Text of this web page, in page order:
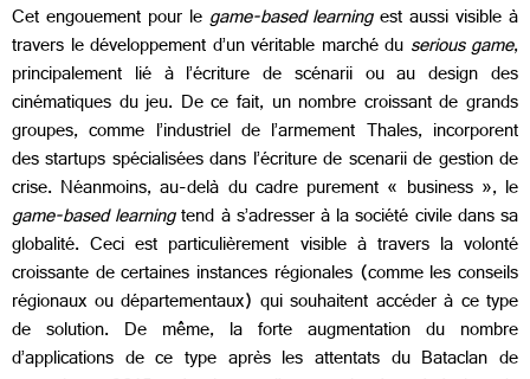
Cet engouement pour legame-based learningest aussi visible à
travers le développement d’un véritable marché du serious game,
principalement lié à l’écriture de scénarii ou au design des
cinématiques du jeu. De ce fait, un nombre croissant de grands
groupes, comme l’industriel de l’armement Thales, incorporent
des startups spécialisées dans l’écriture de scenarii de gestion de
crise. Néanmoins, au-delà du cadre purement « business », le
game-based learningtend à s’adresser à la société civile dans sa
globalité. Ceci est particulièrement visible à travers la volonté
croissante de certaines instances régionales (comme les conseils
régionaux ou départementaux) qui souhaitent accéder à ce type
de solution. De même, la forte augmentation du nombre
d’applications de ce type après les attentats du Bataclan de